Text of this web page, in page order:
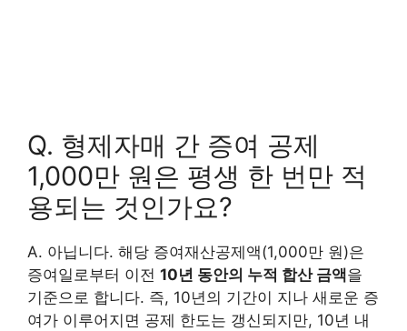
Q. 형제자매 간 증여 공제
1,000만 원은 평생 한 번만 적
용되는 것인가요?
A. 아닙니다. 해당 증여재산공제액(1,000만 원)은
증여일로부터 이전 10년 동안의 누적 합산 금액을
기준으로 합니다. 즉, 10년의 기간이 지나 새로운 증
여가 이루어지면 공제 한도는 갱신되지만, 10년 내